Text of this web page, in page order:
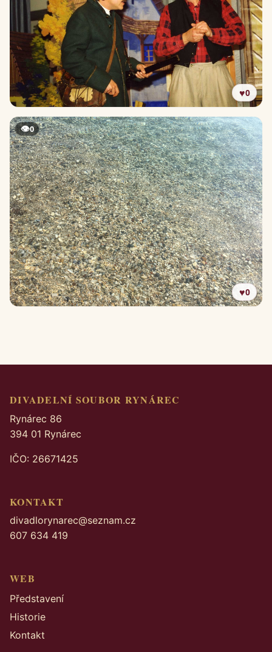
♥0
👁0
♥0
DIVADELNÍ SOUBOR RYNÁREC
Rynárec 86
394 01 Rynárec
IČO: 26671425
KONTAKT
divadlorynarec@seznam.cz
607 634 419
WEB
Představení
Historie
Kontakt